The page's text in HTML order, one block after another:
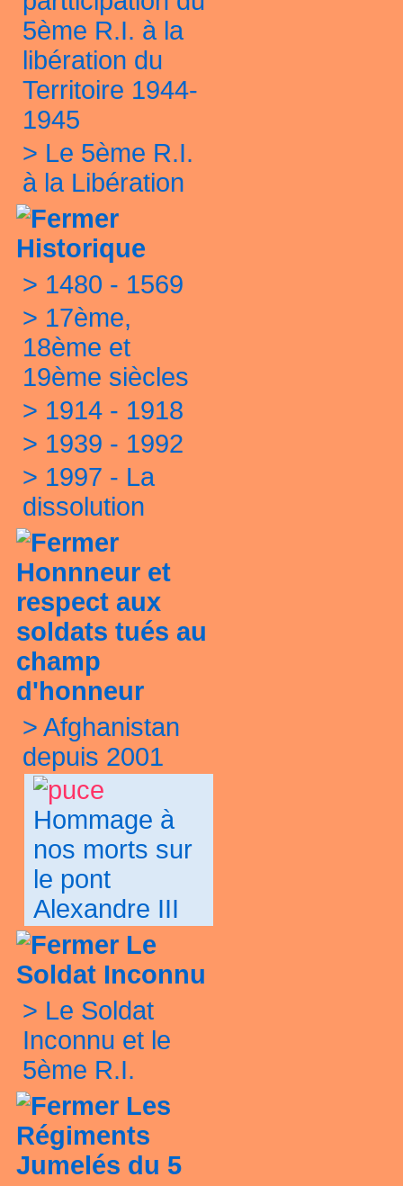
5ème R.I. à la
libération du
Territoire 1944-
1945
> Le 5ème R.I.
à la Libération
Historique
> 1480 - 1569
> 17ème,
18ème et
19ème siècles
> 1914 - 1918
> 1939 - 1992
> 1997 - La
dissolution
Honnneur et
respect aux
soldats tués au
champ
d'honneur
> Afghanistan
depuis 2001
Hommage à
nos morts sur
le pont
Alexandre III
Le
Soldat Inconnu
> Le Soldat
Inconnu et le
5ème R.I.
Les
Régiments
Jumelés du 5